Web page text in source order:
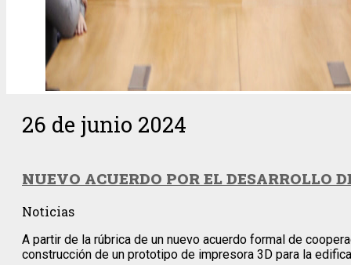
26 de junio 2024
NUEVO ACUERDO POR EL DESARROLLO
Noticias
A partir de la rúbrica de un nuevo acuerdo formal de
construcción de un prototipo de impresora 3D para la